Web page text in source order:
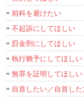
前科を避けたい
不起訴にしてほしい
罰金刑にしてほしい
執行猶予にしてほしい
無罪を証明してほしい
自首したい／自首し